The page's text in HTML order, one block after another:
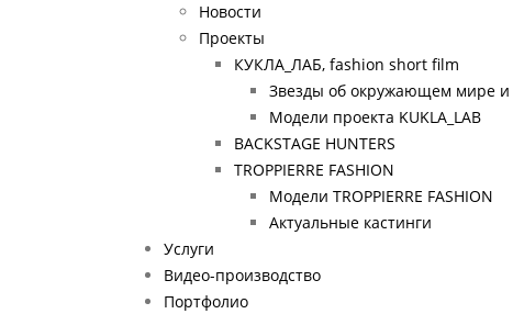
Новости
Проекты
КУКЛА_ЛАБ, fashion short film
Звезды об окружающем мире и
Модели проекта KUKLA_LAB
BACKSTAGE HUNTERS
TROPPIERRE FASHION
Модели TROPPIERRE FASHION
Актуальные кастинги
Услуги
Видео-производство
Портфолио